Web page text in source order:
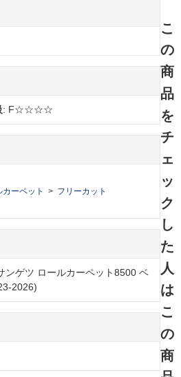
: F☆☆☆☆
カーペット フリーカット
ンゲツ ロールカーペット8500 ベ
2026)
こ
の
商
品
を
チ
ェ
ッ
ク
し
た
人
は
こ
の
商